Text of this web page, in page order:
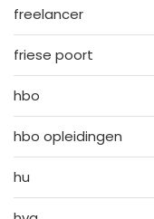
freelancer
friese poort
hbo
hbo opleidingen
hu